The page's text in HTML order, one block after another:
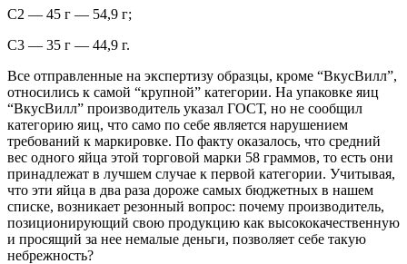
С2 — 45 г — 54,9 г;
С3 — 35 г — 44,9 г.
Все отправленные на экспертизу образцы, кроме “ВкусВилл”,
относились к самой “крупной” категории. На упаковке яиц
“ВкусВилл” производитель указал ГОСТ, но не сообщил
категорию яиц, что само по себе является нарушением
требований к маркировке. По факту оказалось, что средний
вес одного яйца этой торговой марки 58 граммов, то есть они
принадлежат в лучшем случае к первой категории. Учитывая,
что эти яйца в два раза дороже самых бюджетных в нашем
списке, возникает резонный вопрос: почему производитель,
позиционирующий свою продукцию как высококачественную
и просящий за нее немалые деньги, позволяет себе такую
небрежность?